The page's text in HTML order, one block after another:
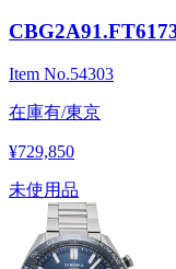
Item No.54303
在庫有/東京
¥729,850
未使用品